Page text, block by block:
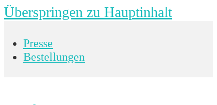
Überspringen zu Hauptinhalt
Presse
Bestellungen